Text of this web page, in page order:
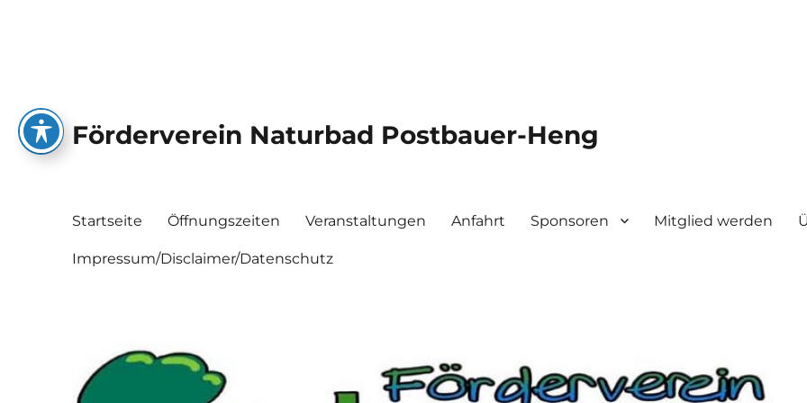
Förderverein Naturbad Postbauer-Heng
Startseite Öffnungszeiten Veranstaltungen Anfahrt Sponsoren Mitglied werden
Impressum/Disclaimer/Datenschutz